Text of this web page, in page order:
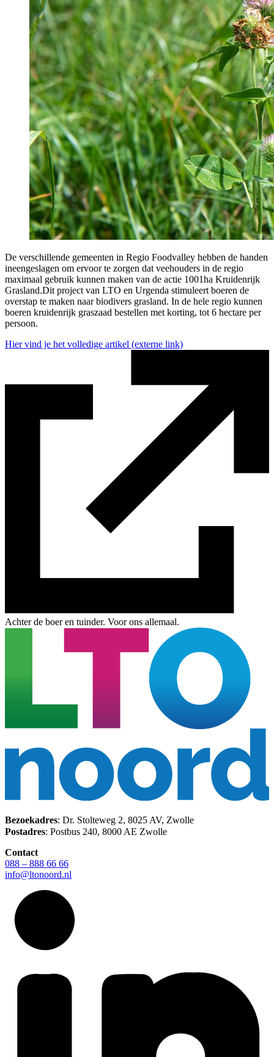
De verschillende gemeenten in Regio Foodvalley hebben de handen
ineengeslagen om ervoor te zorgen dat veehouders in de regio
maximaal gebruik kunnen maken van de actie 1001ha Kruidenrijk
Grasland.Dit project van LTO en Urgenda stimuleert boeren de
overstap te maken naar biodivers grasland. In de hele regio kunnen
boeren kruidenrijk graszaad bestellen met korting, tot 6 hectare per
persoon.
Hier vind je het volledige artikel (externe link)
Achter de boer en tuinder. Voor ons allemaal.
Bezoekadres: Dr. Stolteweg 2, 8025 AV, Zwolle
Postadres: Postbus 240, 8000 AE Zwolle
Contact
088 – 888 66 66
info@ltonoord.nl